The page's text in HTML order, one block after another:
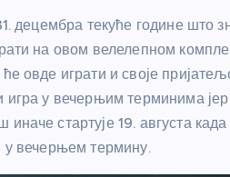
децембра текуће године што
на овом велелепном
овде играти и своје
игра у вечерњим терминима
стартује 19. августа
у вечерњем термину.